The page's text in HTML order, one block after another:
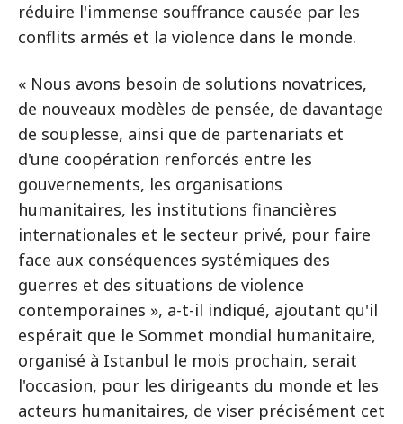
réduire l'immense souffrance causée par les
conflits armés et la violence dans le monde.
« Nous avons besoin de solutions novatrices,
de nouveaux modèles de pensée, de davantage
de souplesse, ainsi que de partenariats et
d'une coopération renforcés entre les
gouvernements, les organisations
humanitaires, les institutions financières
internationales et le secteur privé, pour faire
face aux conséquences systémiques des
guerres et des situations de violence
contemporaines », a-t-il indiqué, ajoutant qu'il
espérait que le Sommet mondial humanitaire,
organisé à Istanbul le mois prochain, serait
l'occasion, pour les dirigeants du monde et les
acteurs humanitaires, de viser précisément cet